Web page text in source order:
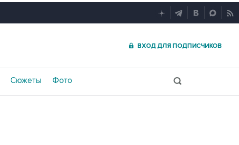
ВХОД ДЛЯ ПОДПИСЧИКОВ
Сюжеты Фото